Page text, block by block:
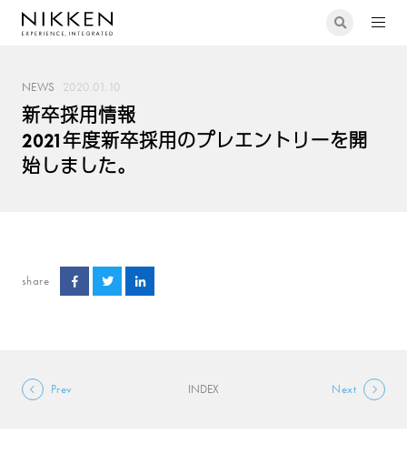
NEWS 2020.01.10
新卒採用情報
2021年度新卒採用のプレエントリーを開
始しました。
share
Prev INDEX Next